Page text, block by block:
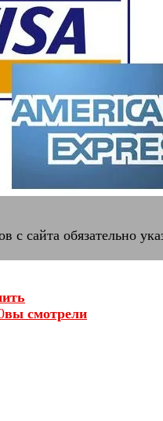
с сайта обязательно
вы смотрели